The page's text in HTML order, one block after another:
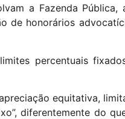
a Fazenda Pública,
de honorários
percentuais
equitativa,
diferentemente do